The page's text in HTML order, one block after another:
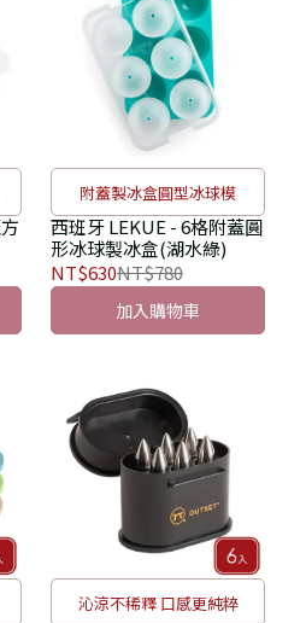
附蓋製冰盒圓型冰球模
西班牙 LEKUE - 6格附蓋圓
形冰球製冰盒(湖水綠)
NT$630NT$780
加入購物車
沁涼不稀釋 口感更純粹